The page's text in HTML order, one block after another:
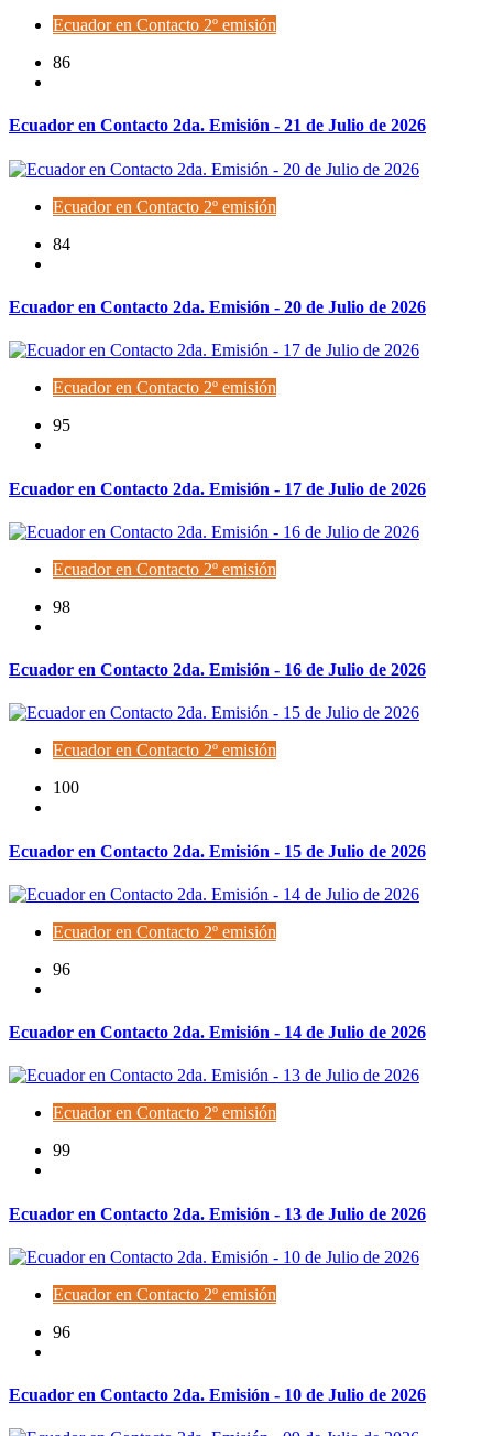
Ecuador en Contacto 2º emisión
86
Ecuador en Contacto 2da. Emisión - 21 de Julio de 2026
Ecuador en Contacto 2º emisión
84
Ecuador en Contacto 2da. Emisión - 20 de Julio de 2026
Ecuador en Contacto 2º emisión
95
Ecuador en Contacto 2da. Emisión - 17 de Julio de 2026
Ecuador en Contacto 2º emisión
98
Ecuador en Contacto 2da. Emisión - 16 de Julio de 2026
Ecuador en Contacto 2º emisión
100
Ecuador en Contacto 2da. Emisión - 15 de Julio de 2026
Ecuador en Contacto 2º emisión
96
Ecuador en Contacto 2da. Emisión - 14 de Julio de 2026
Ecuador en Contacto 2º emisión
99
Ecuador en Contacto 2da. Emisión - 13 de Julio de 2026
Ecuador en Contacto 2º emisión
96
Ecuador en Contacto 2da. Emisión - 10 de Julio de 2026